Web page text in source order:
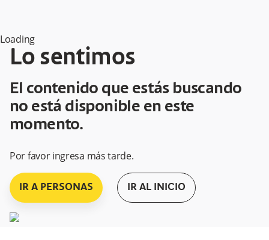
Loading
Lo sentimos
El contenido que estás buscando
no está disponible en este
momento.
Por favor ingresa más tarde.
IR A PERSONAS IR AL INICIO